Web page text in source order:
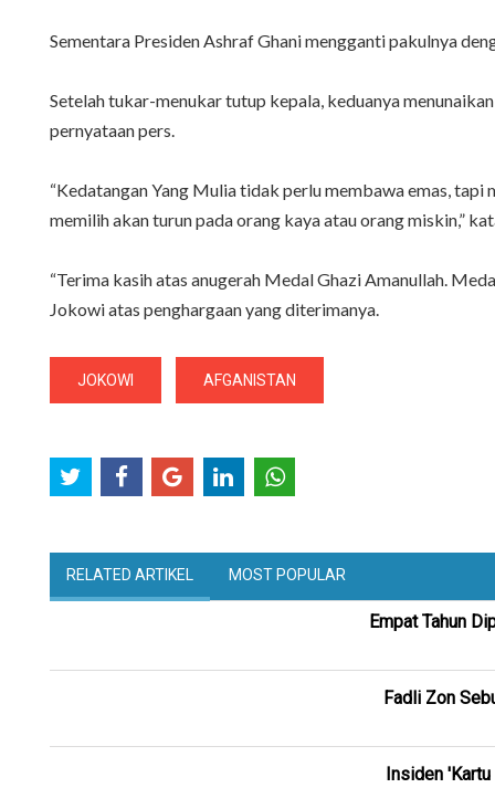
Sementara Presiden Ashraf Ghani mengganti pakulnya
Setelah tukar-menukar tutup kepala, keduanya
pernyataan pers.
“Kedatangan Yang Mulia tidak perlu membawa emas, tapi
memilih akan turun pada orang kaya atau orang miskin,”
“Terima kasih atas anugerah Medal Ghazi Amanullah.
Jokowi atas penghargaan yang diterimanya.
JOKOWI AFGANISTAN
RELATED ARTIKEL MOST POPULAR
Empat Tahun
Fadli Zon
Insiden